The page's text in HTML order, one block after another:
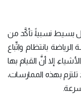
بسيط نسبياً، تأكَّد من
بانتظام واتِّباع
إلا أنَّ القيام بها
بهذه الممارسات،